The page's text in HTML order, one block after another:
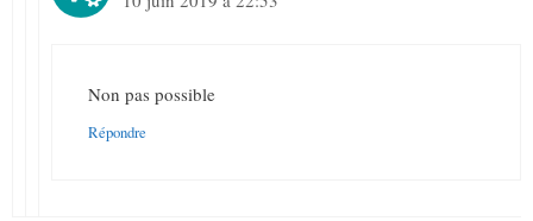
Non pas possible
Répondre